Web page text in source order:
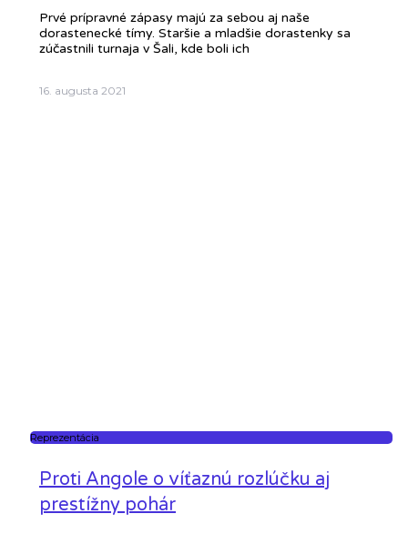
Prvé prípravné zápasy majú za sebou aj naše
dorastenecké tímy. Staršie a mladšie dorastenky sa
zúčastnili turnaja v Šali, kde boli ich
16. augusta 2021
Reprezentácia
Proti Angole o víťaznú rozlúčku aj
prestížny pohár